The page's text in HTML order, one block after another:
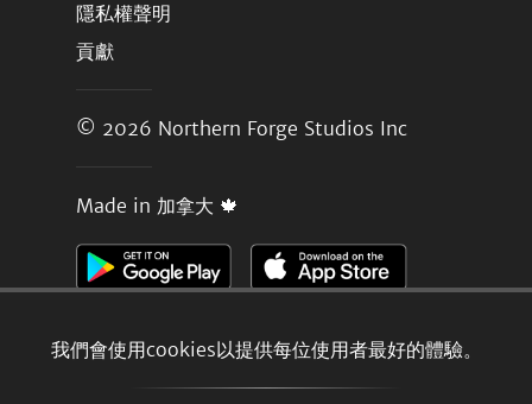
我們會使用cookies以提供每位使用者最好的體驗。
隱私權聲明
貢獻
© 2026 Northern Forge Studios Inc
Made in 加拿大 🍁